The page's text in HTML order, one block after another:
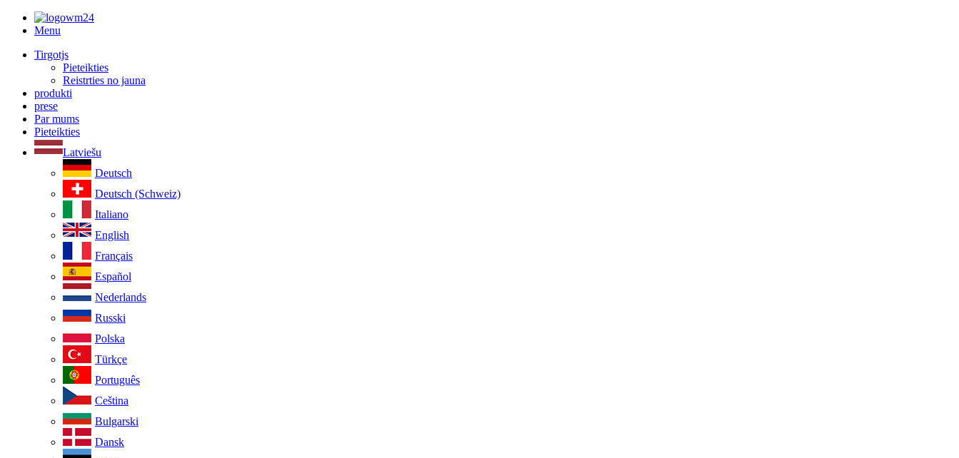
Menu
Tirgotjs
Pieteikties
Reistrties no jauna
produkti
prese
Par mums
Pieteikties
Latviešu
Deutsch
Deutsch (Schweiz)
Italiano
English
Français
Español
Nederlands
Russki
Polska
Türkçe
Português
Ceština
Bulgarski
Dansk